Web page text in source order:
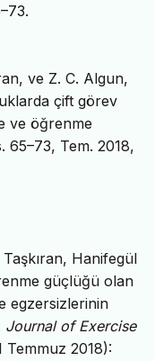
ve Z. C. Algun,
çift görev
ve öğrenme
65–73, Tem. 2018,
Hanifegül
güçlüğü olan
egzersizlerinin
Journal of Exercise
2018):